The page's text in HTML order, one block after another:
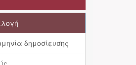
δημοσίευσης